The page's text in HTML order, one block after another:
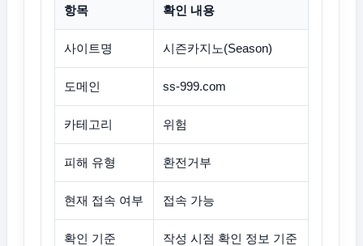
항목 확인 내용
사이트명 시즌카지노(Season)
도메인 ss-999.com
카테고리 위험
피해 유형 환전거부
현재 접속 여부 접속 가능
확인 기준 작성 시점 확인 정보 기준